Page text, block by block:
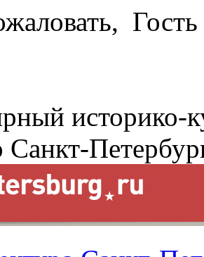
Гость
историко-